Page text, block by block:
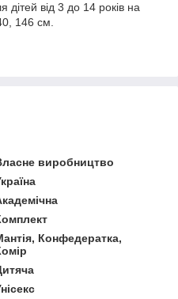
дітей від 3 до 14 років на
146 см.
виробництво
Конфедератка,